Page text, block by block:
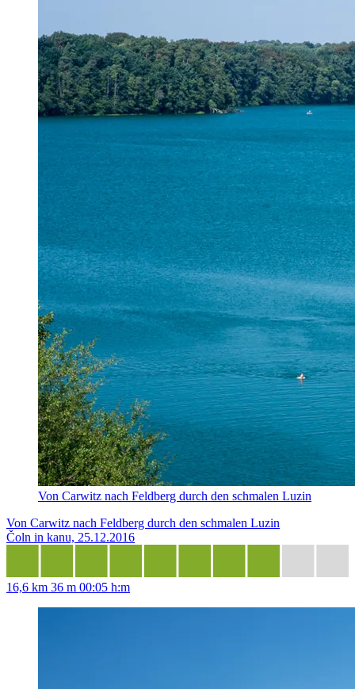
Von Carwitz nach Feldberg durch den schmalen Luzin
Von Carwitz nach Feldberg durch den schmalen Luzin
Čoln in kanu, 25.12.2016
16,6 km 36 m 00:05 h:m